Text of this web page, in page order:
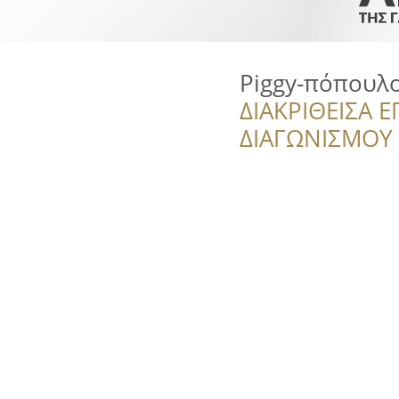
Piggy-
ΔΙΑΚΡΙΘΕΙΣΑ
ΔΙΑΓΩΝΙΣΜΟΥ